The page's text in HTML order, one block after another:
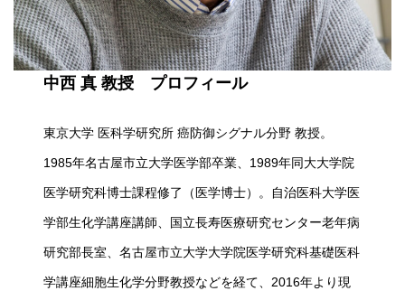
中西 真 教授 プロフィール
東京大学 医科学研究所 癌防御シグナル分野 教授。
1985年名古屋市立大学医学部卒業、1989年同大大学院
医学研究科博士課程修了（医学博士）。自治医科大学医
学部生化学講座講師、国立長寿医療研究センター老年病
研究部長室、名古屋市立大学大学院医学研究科基礎医科
学講座細胞生化学分野教授などを経て、2016年より現